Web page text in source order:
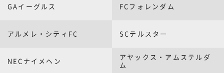
GAイーグルス FCフォレンダム
アルメレ・シティFC SCテルスター
NECナイメヘン
アヤックス・アムステルダ
ム